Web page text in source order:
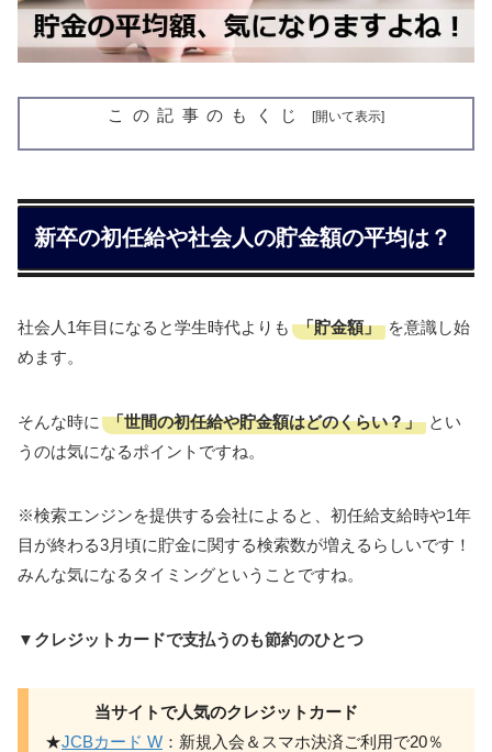
この記事のもくじ
新卒の初任給や社会人の貯金額の平均は？
社会人1年目になると学生時代よりも 「貯金額」 を意識し始
めます。
そんな時に 「世間の初任給や貯金額はどのくらい？」 とい
うのは気になるポイントですね。
※検索エンジンを提供する会社によると、初任給支給時や1年
目が終わる3月頃に貯金に関する検索数が増えるらしいです！
みんな気になるタイミングということですね。
▼クレジットカードで支払うのも節約のひとつ
当サイトで人気のクレジットカード
★JCBカード W ：新規入会＆スマホ決済ご利用で20％